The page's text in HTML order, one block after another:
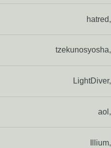
hatred,
tzekunosyosha,
LightDiver,
aol,
Illium,